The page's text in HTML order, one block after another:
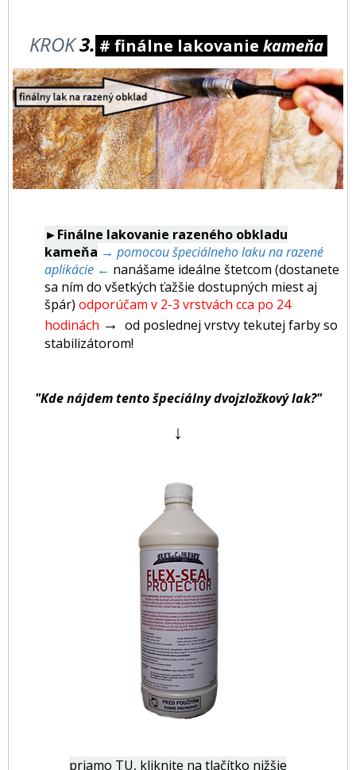
KROK3. # finálne lakovanie kameňa
►Finálne lakovanie razeného obkladu
kameňa → pomocou špeciálneho laku na razené
aplikácie ← nanášame ideálne štetcom (dostanete
sa ním do všetkých ťažšie dostupných miest aj
špár) odporúčam v 2-3 vrstvách cca po 24
hodinách → od poslednej vrstvy tekutej farby so
stabilizátorom!
"Kde nájdem tento špeciálny dvojzložkový lak?"
↓
priamo TU, kliknite na tlačítko nižšie